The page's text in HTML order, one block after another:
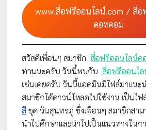
www.สื่อฟรีออนไลน์.com / สื่อ
ดอทคอม
สวัสดีเพื่อนๆ สมาชิก สื่อฟรีออนไลน์ด
ท่านนะครับ วันนี้พบกับ สื่อฟรีออนไ
เช่นเคยครับ วันนี้แอดมินมีไฟล์มาแนะ
สมาชิกได้ดาวน์โหลดไปใช้งาน เป็นไฟ
สี ชุด วันสุนทรภู่ ซึ่งเพื่อนๆ สมาชิกสา
นำไปศึกษาและนำไปเป็นแนวทางในก